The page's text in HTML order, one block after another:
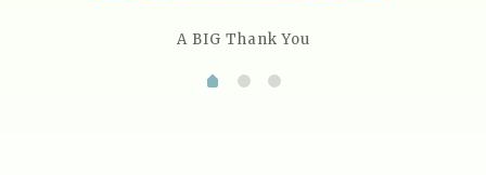
A BIG Thank You